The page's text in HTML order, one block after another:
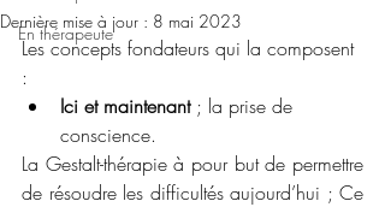
En thérapeute
Dernière mise à jour : 8 mai 2023
Les concepts fondateurs qui la composent
:
Ici et maintenant ; la prise de
conscience.
La Gestalt-thérapie à pour but de permettre
de résoudre les difficultés aujourd’hui ; Ce